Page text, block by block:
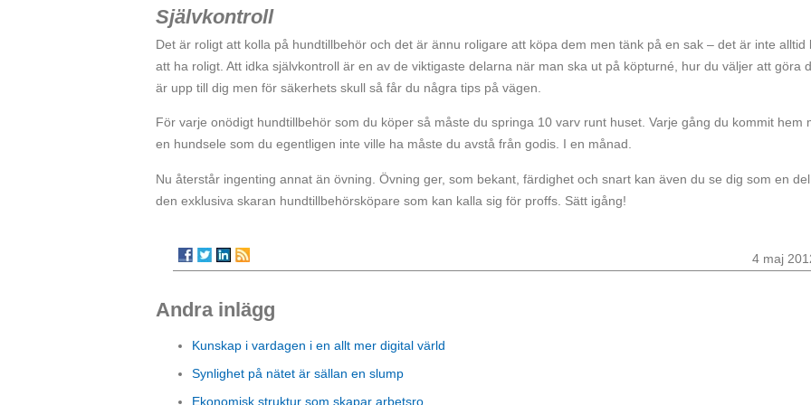
Självkontroll
Det är roligt att kolla på hundtillbehör och det är ännu roligare att köpa dem men tänk på en sak – det är inte alltid
att ha roligt. Att idka självkontroll är en av de viktigaste delarna när man ska ut på köpturné, hur du väljer att göra
är upp till dig men för säkerhets skull så får du några tips på vägen.
För varje onödigt hundtillbehör som du köper så måste du springa 10 varv runt huset. Varje gång du kommit hem
en hundsele som du egentligen inte ville ha måste du avstå från godis. I en månad.
Nu återstår ingenting annat än övning. Övning ger, som bekant, färdighet och snart kan även du se dig som en
den exklusiva skaran hundtillbehörsköpare som kan kalla sig för proffs. Sätt igång!
4 maj
Andra inlägg
Kunskap i vardagen i en allt mer digital värld
Synlighet på nätet är sällan en slump
Ekonomisk struktur som skapar arbetsro